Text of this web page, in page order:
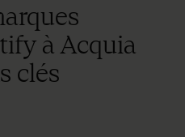
à Acquia
clés